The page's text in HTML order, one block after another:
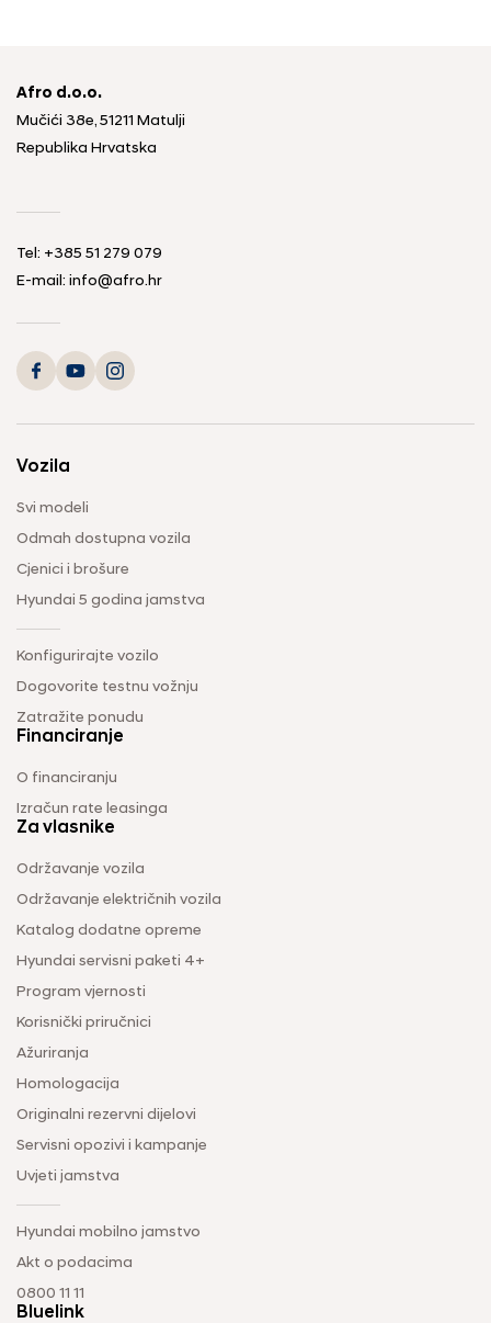
Afro d.o.o.
Mučići 38e, 51211 Matulji
Republika Hrvatska
Tel: +385 51 279 079
E-mail: info@afro.hr
Vozila
Svi modeli
Odmah dostupna vozila
Cjenici i brošure
Hyundai 5 godina jamstva
Konfigurirajte vozilo
Dogovorite testnu vožnju
Zatražite ponudu
Financiranje
O financiranju
Izračun rate leasinga
Za vlasnike
Održavanje vozila
Održavanje električnih vozila
Katalog dodatne opreme
Hyundai servisni paketi 4+
Program vjernosti
Korisnički priručnici
Ažuriranja
Homologacija
Originalni rezervni dijelovi
Servisni opozivi i kampanje
Uvjeti jamstva
Hyundai mobilno jamstvo
Akt o podacima
0800 11 11
Bluelink